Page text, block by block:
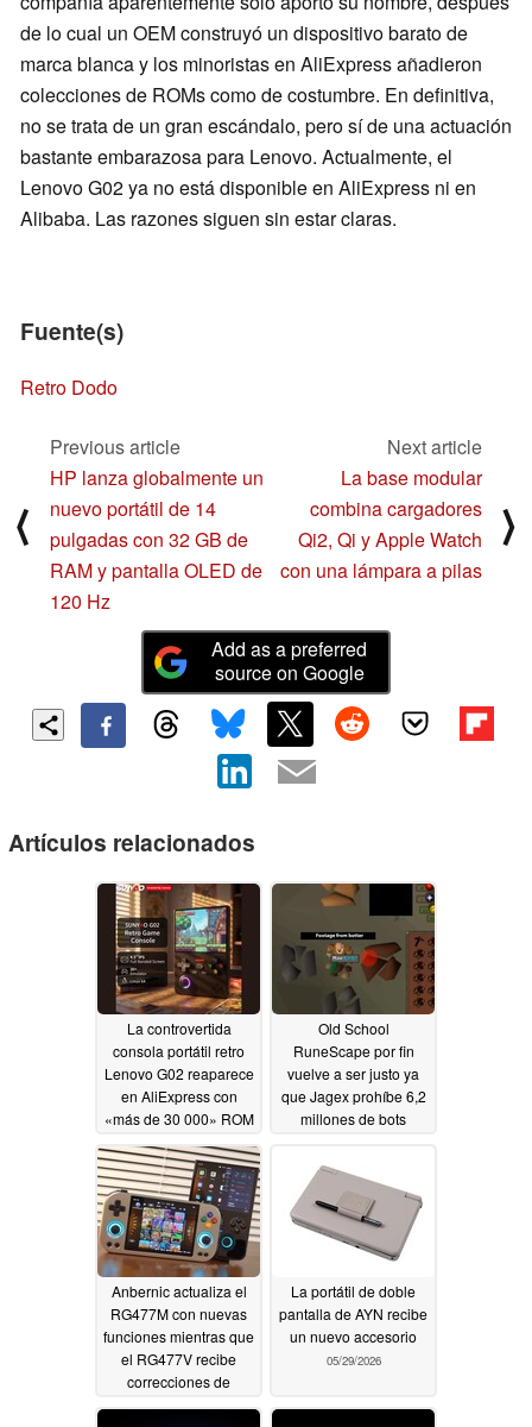
de lo cual un OEM construyó un dispositivo barato de
marca blanca y los minoristas en AliExpress añadieron
colecciones de ROMs como de costumbre. En definitiva,
no se trata de un gran escándalo, pero sí de una actuación
bastante embarazosa para Lenovo. Actualmente, el
Lenovo G02 ya no está disponible en AliExpress ni en
Alibaba. Las razones siguen sin estar claras.
Fuente(s)
Retro Dodo
⟨
Previous article
HP lanza globalmente un
nuevo portátil de 14
pulgadas con 32 GB de
RAM y pantalla OLED de
120 Hz
Next article
La base modular
combina cargadores
Qi2, Qi y Apple Watch
con una lámpara a pilas
⟩
Add as a preferred
source on Google
Artículos relacionados
La controvertida
consola portátil retro
Lenovo G02 reaparece
en AliExpress con
«más de 30 000» ROM
06/17/2026
Old School
RuneScape por fin
vuelve a ser justo ya
que Jagex prohíbe 6,2
millones de bots
Anbernic actualiza el
RG477M con nuevas
funciones mientras que
el RG477V recibe
correcciones de
05/30/2026
La portátil de doble
pantalla de AYN recibe
un nuevo accesorio
05/29/2026